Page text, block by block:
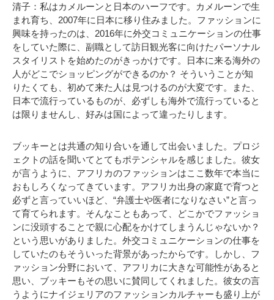
清子：私はカメルーンと日本のハーフです。カメルーンで生
まれ育ち、2007年に日本に移り住みました。ファッションに
興味を持ったのは、2016年に外交コミュニケーションの仕事
をしていた際に、副職として訪日観光客に向けたパーソナル
スタイリストを始めたのがきっかけです。日本に来る海外の
人がどこでショッピングができるのか？ そういうことが知
りたくても、初めて来た人は見つけるのが大変です。また、
日本で流行っているものが、必ずしも海外で流行っていると
は限りませんし、好みは国によって違ったりします。
ブッキーとは共通の知り合いを通して出会いました。プロジ
ェクトの話を聞いてとてもポテンシャルを感じました。彼女
が言うように、アフリカのファッションはここ数年で本当に
おもしろくなってきています。アフリカ出身の家庭で育つと
必ずと言っていいほど、“弁護士や医者になりなさい”と言っ
て育てられます。そんなこともあって、どこかでファッショ
ンに没頭することで親に心配をかけてしまうんじゃないか？
という思いがありました。外交コミュニケーションの仕事を
していたのもそういった背景があったからです。しかし、フ
ァッション分野において、アフリカに大きな可能性があると
思い、ブッキーもその思いに賛同してくれました。彼女の言
うようにナイジェリアのファッションカルチャーも盛り上が